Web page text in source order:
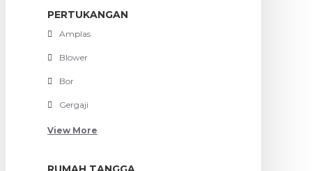
PERTUKANGAN
Amplas
Blower
Bor
Gergaji
View More